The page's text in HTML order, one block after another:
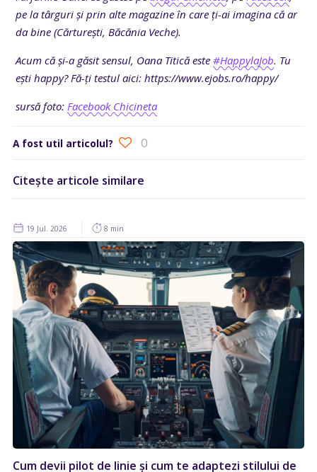
pe la târguri și prin alte magazine în care ți-ai imagina că ar
da bine (Cărturești, Băcănia Veche).
Acum că și-a găsit sensul, Oana Titică este#HappylaJob. Tu
ești happy? Fă-ți testul aici: https://www.ejobs.ro/happy/
sursă foto: Facebook Chicineta
A fost util articolul? 0
Citește articole similare
19 Jul. 2026 8 min
Cum devii pilot de linie și cum te adaptezi stilului de